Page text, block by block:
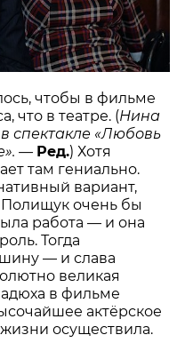
чтобы в фильме
что в театре. (Нина
спектакле «Любовь
— Ред.) Хотя
там гениально.
вариант,
очень бы
работа — и она
Тогда
— и слава
великая
в фильме
актёрское
осуществила.